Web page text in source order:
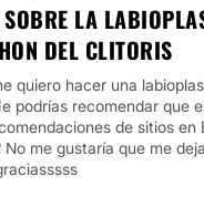
LA
DEL CLITORIS
quiero hacer una
podrías recomendar que
de sitios en
No me gustaría que me